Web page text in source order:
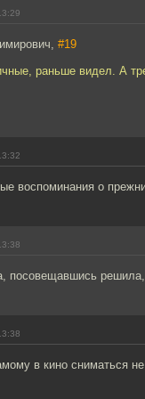
#19
раньше видел. А
воспоминания о
посовещавшись
в кино сниматься не